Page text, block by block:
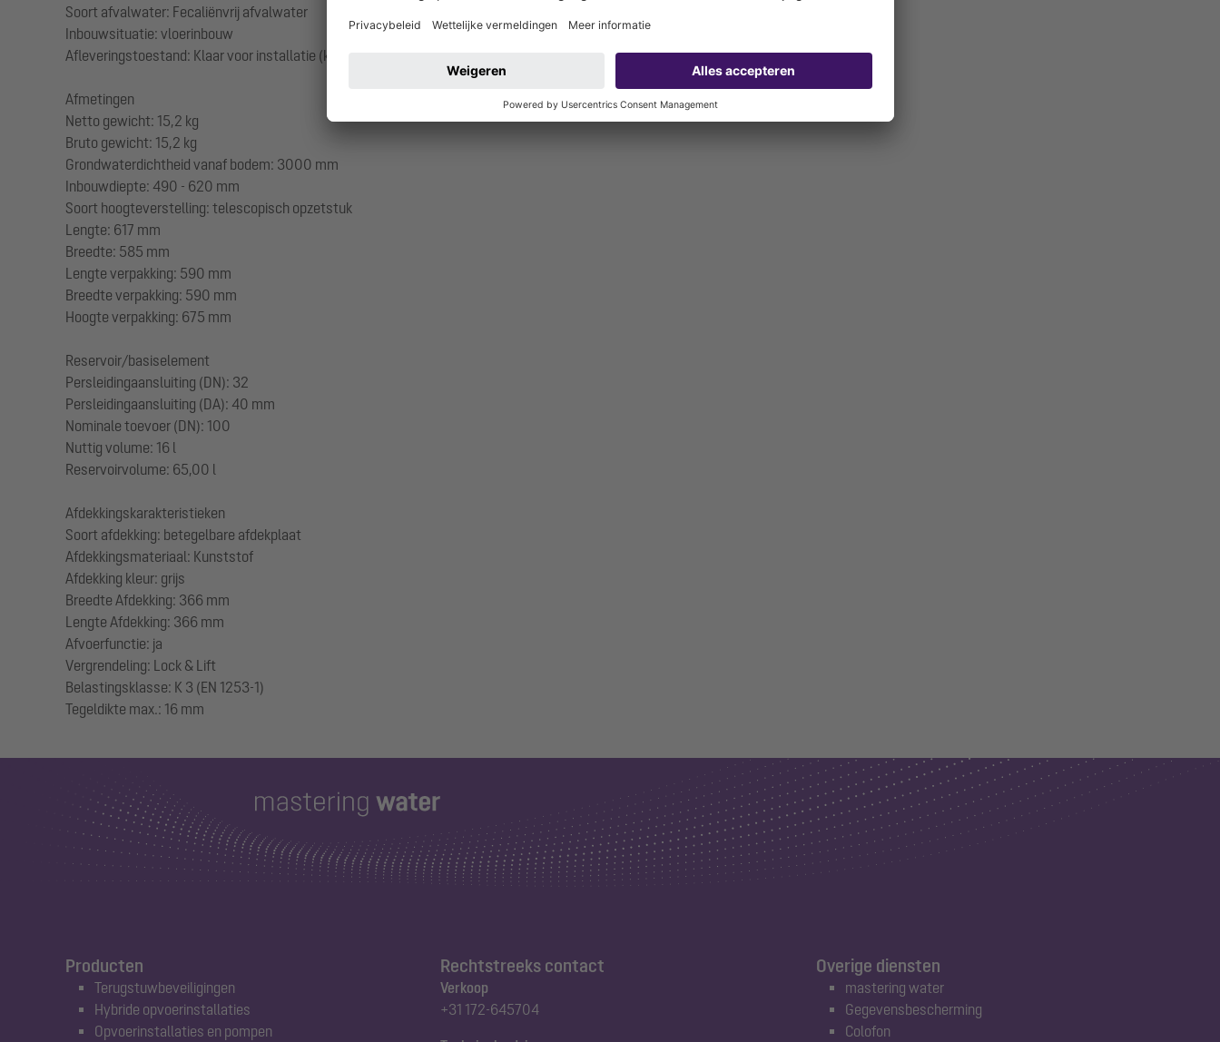
Soort afvalwater: Fecaliënvrij afvalwater
Inbouwsituatie: vloerinbouw
Afleveringstoestand: Klaar voor installatie (koppelstukken bouwzijdig aan te sluiten)
Afmetingen
Netto gewicht: 15,2 kg
Bruto gewicht: 15,2 kg
Grondwaterdichtheid vanaf bodem: 3000 mm
Inbouwdiepte: 490 - 620 mm
Soort hoogteverstelling: telescopisch opzetstuk
Lengte: 617 mm
Breedte: 585 mm
Lengte verpakking: 590 mm
Breedte verpakking: 590 mm
Hoogte verpakking: 675 mm
Reservoir/basiselement
Persleidingaansluiting (DN): 32
Persleidingaansluiting (DA): 40 mm
Nominale toevoer (DN): 100
Nuttig volume: 16 l
Reservoirvolume: 65,00 l
Afdekkingskarakteristieken
Soort afdekking: betegelbare afdekplaat
Afdekkingsmateriaal: Kunststof
Afdekking kleur: grijs
Breedte Afdekking: 366 mm
Lengte Afdekking: 366 mm
Afvoerfunctie: ja
Vergrendeling: Lock & Lift
Belastingsklasse: K 3 (EN 1253-1)
Producten
Terugstuwbeveiligingen
Hybride opvoerinstallaties
Opvoerinstallaties en pompen
Rechtstreeks contact
Verkoop
+31 172-645704
Overige diensten
mastering water
Gegevensbescherming
Colofon